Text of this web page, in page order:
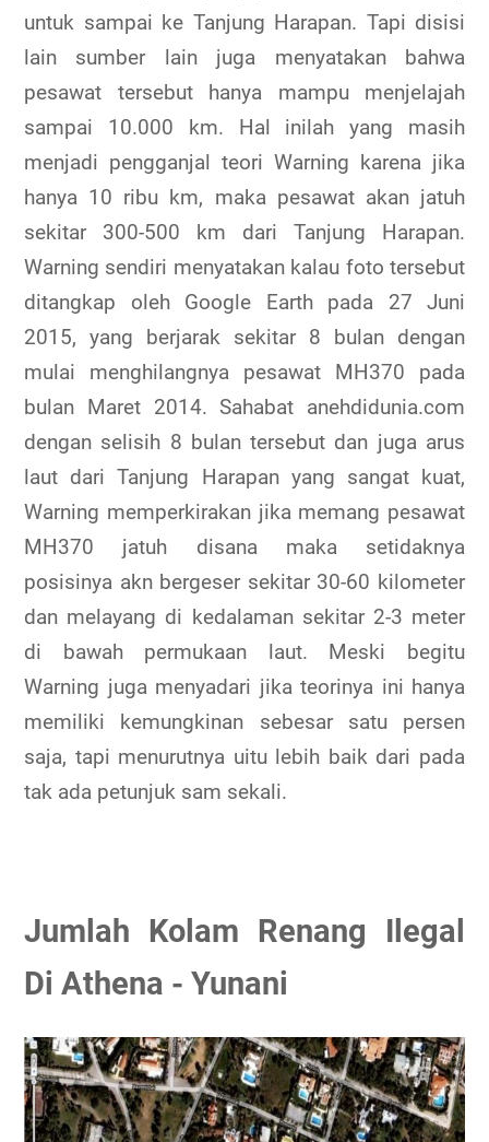
untuk sampai ke Tanjung Harapan. Tapi disisi
lain sumber lain juga menyatakan bahwa
pesawat tersebut hanya mampu menjelajah
sampai 10.000 km. Hal inilah yang masih
menjadi pengganjal teori Warning karena jika
hanya 10 ribu km, maka pesawat akan jatuh
sekitar 300-500 km dari Tanjung Harapan.
Warning sendiri menyatakan kalau foto tersebut
ditangkap oleh Google Earth pada 27 Juni
2015, yang berjarak sekitar 8 bulan dengan
mulai menghilangnya pesawat MH370 pada
bulan Maret 2014. Sahabat anehdidunia.com
dengan selisih 8 bulan tersebut dan juga arus
laut dari Tanjung Harapan yang sangat kuat,
Warning memperkirakan jika memang pesawat
MH370 jatuh disana maka setidaknya
posisinya akn bergeser sekitar 30-60 kilometer
dan melayang di kedalaman sekitar 2-3 meter
di bawah permukaan laut. Meski begitu
Warning juga menyadari jika teorinya ini hanya
memiliki kemungkinan sebesar satu persen
saja, tapi menurutnya uitu lebih baik dari pada
tak ada petunjuk sam sekali.
Jumlah Kolam Renang Ilegal
Di Athena - Yunani